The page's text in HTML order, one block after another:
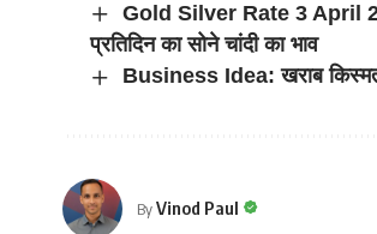
Gold Silver Rate 3 April
प्रतिदिन का सोने चांदी का भाव
Business Idea: खराब किस्मत
ByVinod Paul